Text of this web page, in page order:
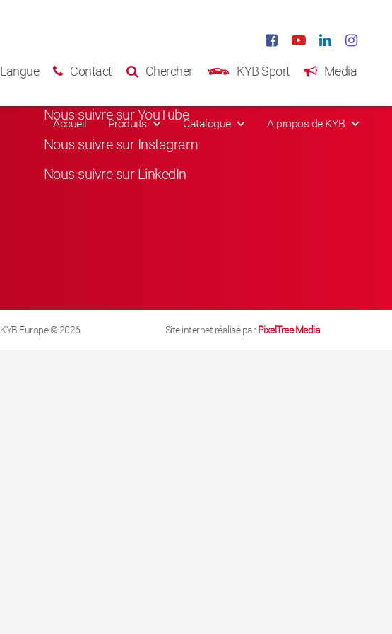
Langue Contact Chercher KYB Sport Media
Accueil Produits Catalogue A propos de KYB
Nous suivre sur YouTube
Nous suivre sur Instagram
Nous suivre sur LinkedIn
KYB Europe © 2026 Site internet réalisé parPixelTree Media